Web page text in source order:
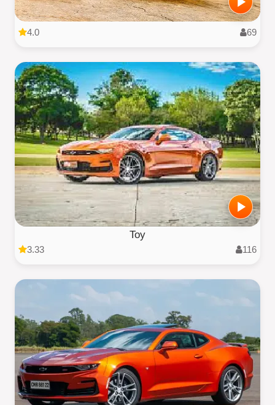
4.0 69
Toy
3.33 116